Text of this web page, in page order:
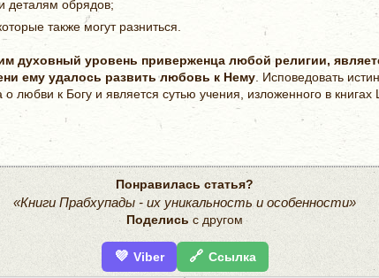
деталям обрядов;
также могут разниться.
духовный уровень приверженца любой религии,
ему удалось развить любовь к Нему . Исповедовать
о любви к Богу и является сутью учения, изложенного в
Понравилась статья?
«Книги Прабхупады - их уникальность и особенности»
Поделись с другом
💜 Viber 🔗 Ссылка